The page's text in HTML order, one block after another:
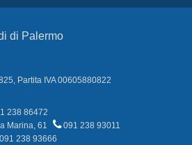
di Palermo
Partita IVA 00605880822
238 86472
Marina, 61
091 238 93011
091 238 93666